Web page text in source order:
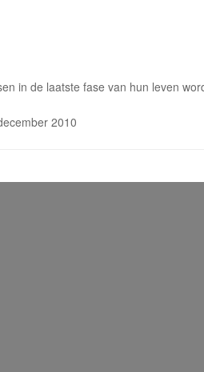
in de laatste fase van hun leven
2010